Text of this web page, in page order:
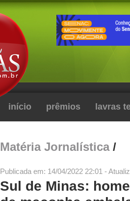
início prêmios lavras
Matéria Jornalística/
Publicada em: 14/04/2022 22:01 -
Sul de Minas: